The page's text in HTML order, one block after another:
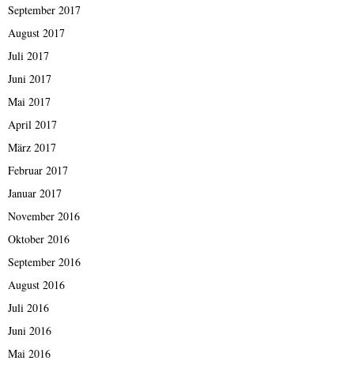
September 2017
August 2017
Juli 2017
Juni 2017
Mai 2017
April 2017
März 2017
Februar 2017
Januar 2017
November 2016
Oktober 2016
September 2016
August 2016
Juli 2016
Juni 2016
Mai 2016